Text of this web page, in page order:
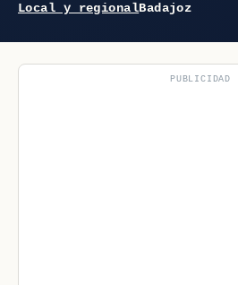
Local y regionalBadajoz
PUBLICIDAD